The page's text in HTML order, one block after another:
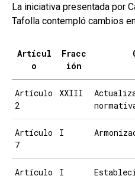
La iniciativa presentada por
Tafolla contempló cambios
Artícul
o
Fracc
ión
Artículo
2
XXIII
Artículo
7
I
Artículo I